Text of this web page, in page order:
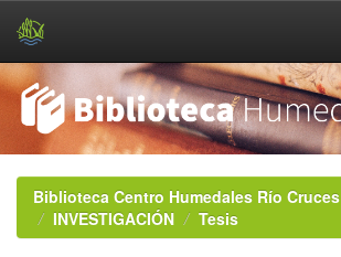
navigationBiblioteca Centro Humedales Río Cruces
INVESTIGACIÓN
Tesis